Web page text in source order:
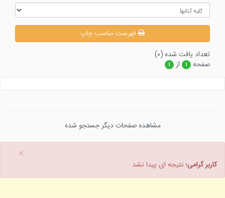
فهرست مناسب چاپ
تعداد يافت شده (۰)
صفحه
۱ از ۱
مشاهده صفحات دیگر جستجو شده
×
کاربر گرامی؛ نتیجه ای پیدا نشد